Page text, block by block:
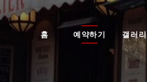
홈 예약하기 갤러리